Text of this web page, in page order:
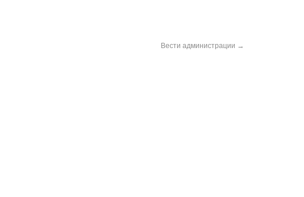
Вести администрации →